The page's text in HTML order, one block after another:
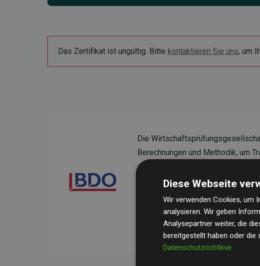
Das Zertifikat ist ungültig. Bitte kontaktieren Sie uns, um
Die
Berechnungen und Methodik, um
sicherzustellen.
Ihre Prüfungen belegen, dass
Durchschnitt200 % der
Websites kompensieren – ein
unseres Ansatzes.
Diese Webseite
Wir verwenden Cookies, um
analysieren. Wir geben
Analysepartner weiter, die
bereitgestellt haben oder die
Datenschutzrichtlinie